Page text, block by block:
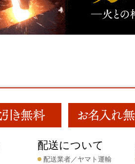
配送について
配送業者／ヤマト運輸